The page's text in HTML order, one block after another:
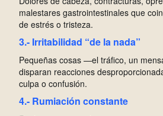
malestares gastrointestinales que
de estrés o tristeza.
3.- Irritabilidad “de la nada”
Pequeñas cosas —el tráfico, un
disparan reacciones
culpa o confusión.
4.- Rumiación constante